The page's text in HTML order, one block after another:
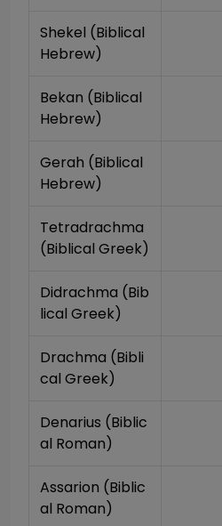
Shekel (Biblical
Hebrew)
Bekan (Biblical
Hebrew)
Gerah (Biblical
Hebrew)
Tetradrachma
(Biblical Greek)
Didrachma (Bib
lical Greek)
Drachma (Bibli
cal Greek)
Denarius (Biblic
al Roman)
Assarion (Biblic
al Roman)